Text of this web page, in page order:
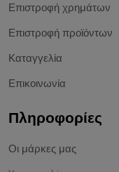
Επιστροφή χρημάτων
Επιστροφή προϊόντων
Καταγγελία
Επικοινωνία
Πληροφορίες
Οι μάρκες μας